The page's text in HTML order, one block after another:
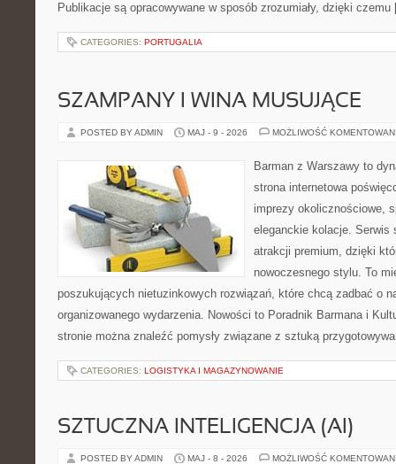
Publikacje są opracowywane w sposób zrozumiały, dzięki
CATEGORIES: PORTUGALIA
SZAMPANY I WINA MUSUJĄCE
POSTED BY ADMIN MAJ - 9 - 2026 MOŻLIWOŚĆ
Barman z Warszawy to
strona internetowa
imprezy okolicznościowe,
eleganckie kolacje. Serwis
atrakcji premium, dzięki
nowoczesnego stylu. To
poszukujących nietuzinkowych rozwiązań, które chcą zadbać o
organizowanego wydarzenia. Nowości to Poradnik Barmana i
stronie można znaleźć pomysły związane z sztuką
CATEGORIES: LOGISTYKA I MAGAZYNOWANIE
SZTUCZNA INTELIGENCJA (AI)
POSTED BY ADMIN MAJ - 8 - 2026 MOŻLIWOŚĆ